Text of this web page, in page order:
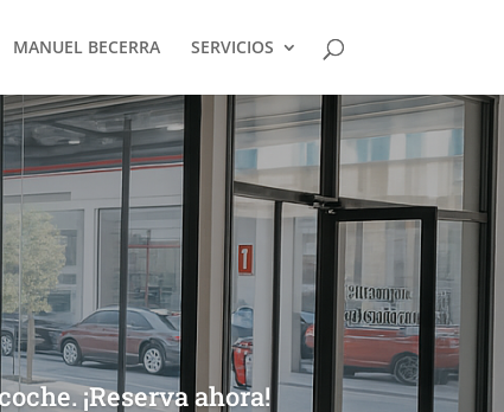
MANUEL BECERRA SERVICIOS
¡Reserva ahora!